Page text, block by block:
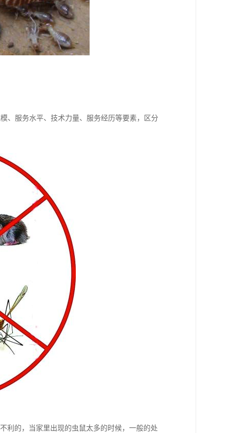
、服务水平、技术力量、服务经历等要素，区分
利的，当家里出现的虫鼠太多的时候，一般的处